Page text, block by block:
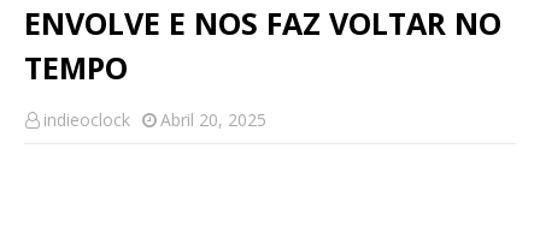
ENVOLVE E NOS FAZ VOLTAR NO
TEMPO
indieoclock Abril 20, 2025